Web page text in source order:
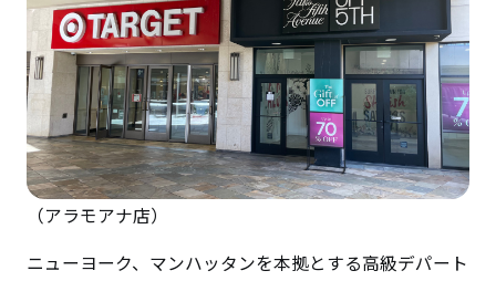
（アラモアナ店）
ニューヨーク、マンハッタンを本拠とする高級デパート